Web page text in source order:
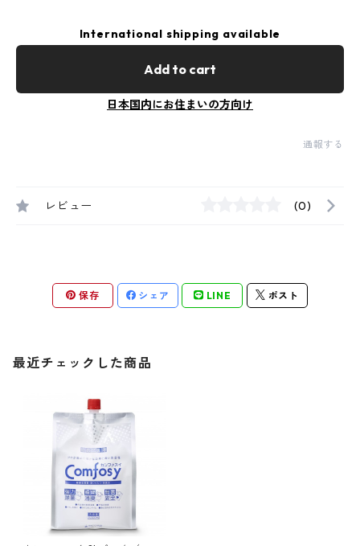
International shipping available
Add to cart
日本国内にお住まいの方向け
通報する
レビュー (0)
保存 シェア LINE ポスト
最近チェックした商品